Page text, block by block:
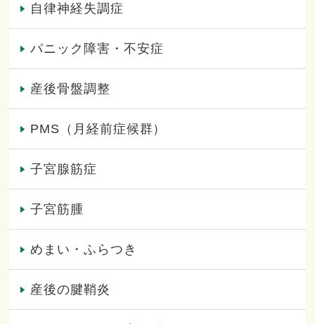
自律神経失調症
パニック障害・不安症
産後骨盤調整
PMS（月経前症候群）
子宮腺筋症
子宮筋腫
めまい・ふらつき
産後の腱鞘炎